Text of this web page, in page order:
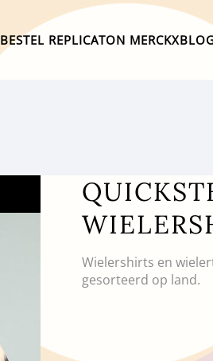
BESTEL REPLICATON MERCKX
Wielershirts en
gesorteerd op land.